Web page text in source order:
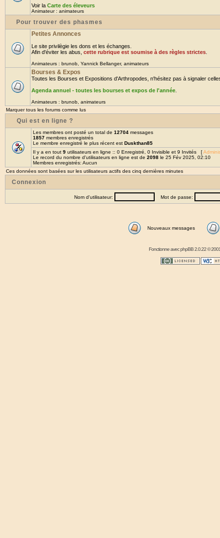
Voir la Carte des éleveurs
Animateur : animateurs
Pour trouver des phasmes
Petites Annonces
Le site privilègie les dons et les échanges.
Afin d'éviter les abus, cette rubrique est soumise à des règles strictes
Animateurs : brunob Yannick Bellanger, animateurs
Bourses & Expos
Toutes les Bourses et Expositions d'Arthropodes, n'hésitez pas à signaler
Agenda annuel - toutes les bourses et expos de l'année
Animateurs : brunob animateurs
Marquer tous les forums comme lus
Qui est en ligne ?
Les membres ont posté un total de 12704 messages
1857 membres enregistrés
Le membre enregistré le plus récent est Duskthan85
Il y a en tout 9 utilisateurs en ligne :: 0 Enregistré, 0 Invisible et 9 Invités [
Le record du nombre d'utilisateurs en ligne est de 2098 le 25 Fév 2025, 02:10
Membres enregistrés: Aucun
Ces données sont basées sur les utilisateurs actifs des cinq dernières minutes
Connexion
Nom d'utilisateur: Mot de passe:
Nouveaux messages
Fonctionne avecphpBB2.0.22 ©